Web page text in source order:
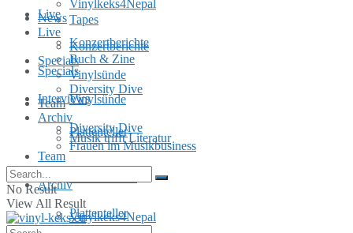
Live
Konzertberichte
Specials
Vinylsünde
Diversity Dive
Team
Archiv
Plattenteller
Tapes
Buch & Zine
Interviews
Musik trifft Literatur
Vinylkeks4Nepal
Vinylkeks4Nepal
News
Live
Konzertberichte
Specials
Vinylsünde
Diversity Dive
Team
Archiv
Plattenteller
Frauen im Musikbusiness
No Result
View All Result